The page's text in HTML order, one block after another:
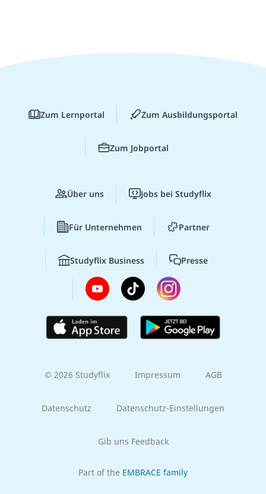
Zum Lernportal Zum Ausbildungsportal
Zum Jobportal
Über uns Jobs bei Studyflix
Für Unternehmen Partner
Studyflix Business Presse
© 2026 Studyflix Impressum AGB
Datenschutz Datenschutz-Einstellungen
Gib uns Feedback
Part of the EMBRACE family